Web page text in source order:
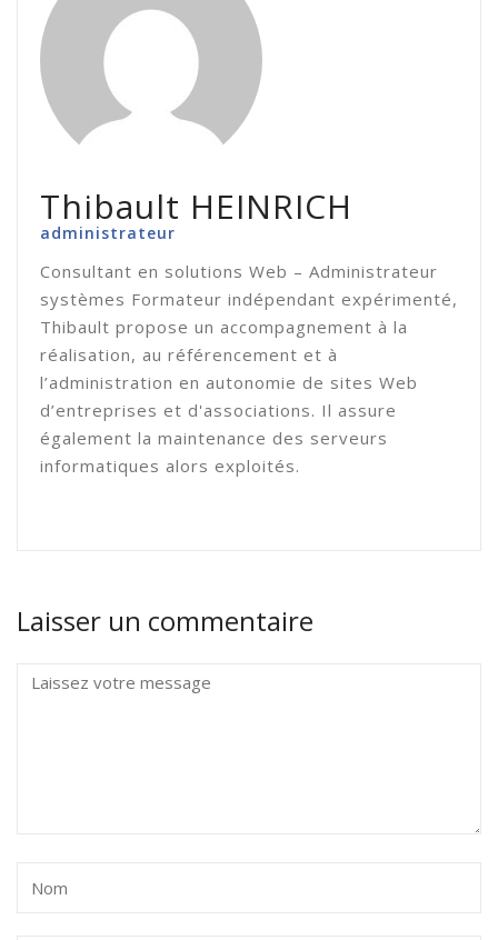
Thibault HEINRICH
administrateur
Consultant en solutions Web – Administrateur
systèmes Formateur indépendant expérimenté,
Thibault propose un accompagnement à la
réalisation, au référencement et à
l’administration en autonomie de sites Web
d’entreprises et d'associations. Il assure
également la maintenance des serveurs
informatiques alors exploités.
Laisser un commentaire